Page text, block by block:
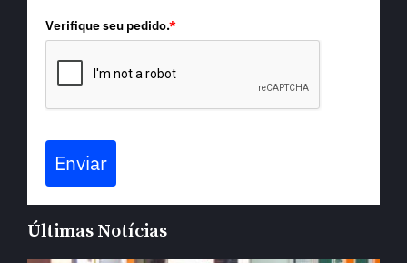
Verifique seu pedido.*
Enviar
Últimas Notícias